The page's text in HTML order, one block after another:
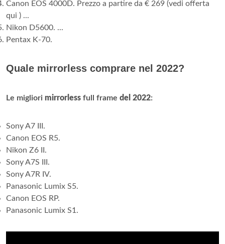
Canon EOS 4000D. Prezzo a partire da € 269 (vedi offerta
qui ) ...
Nikon D5600. ...
Pentax K-70.
Quale mirrorless comprare nel 2022?
Le migliori mirrorless full frame del 2022:
Sony A7 III.
Canon EOS R5.
Nikon Z6 II.
Sony A7S III.
Sony A7R IV.
Panasonic Lumix S5.
Canon EOS RP.
Panasonic Lumix S1.